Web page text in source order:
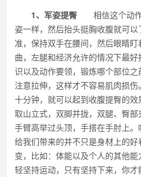
1、军姿提臀 相信这个动作
姿一样，然后抬头挺胸收腹就可
准，保持双手在腰间，然后眼睛
曲，左腿和经济允许的情况下最
识以及动作要领，锻炼哪个部位
注意拉伸，这样才不容易肌肉损
十分钟，就可以起到收腹提臀的
取山立式，双脚并拢，双腿、臀
手臂高举过头顶，手搭在手肘上
给我们带来的并不只是身材上的
变，比如：体能以及个人的其他
轻坚持运动，只有坚持下来，你